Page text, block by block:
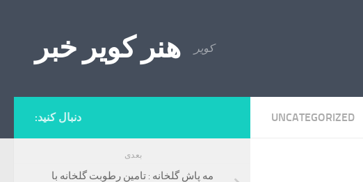
هنر کویر خبر کویر
UNCATEGORIZED دنبال کنید:
بعدی
مه پاش گلخانه : تامین رطوبت گلخانه با